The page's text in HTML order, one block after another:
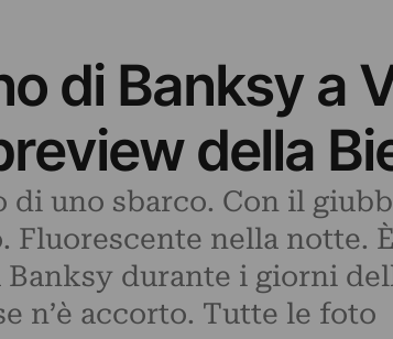
di Banksy a
della
uno sbarco. Con il
nella notte.
durante i giorni
n’è accorto. Tutte le foto